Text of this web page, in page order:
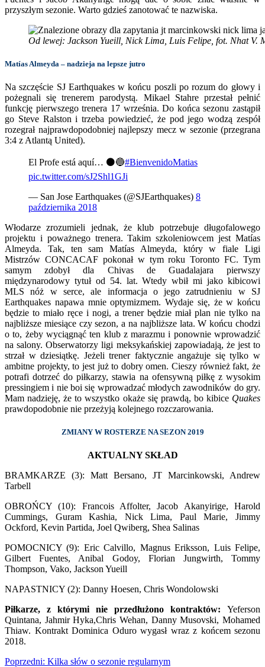
przyszłym sezonie. Warto gdzieś zanotować te nazwiska.
Od lewej: Jackson Yueill, Nick Lima, Luis Felipe, fot. Nhat V.
Matías Almeyda – nadzieja na lepsze jutro
Na szczęście SJ Earthquakes w końcu poszli po rozum do głowy i
pożegnali się trenerem parodystą. Mikael Stahre przestał pełnić
funkcję pierwszego trenera 17 września. Do końca sezonu zastąpił
go Steve Ralston i trzeba powiedzieć, że pod jego wodzą zespół
rozegrał najprawdopodobniej najlepszy mecz w sezonie (przegrana
3:4 z Atlantą United).
El Profe está aquí… ⚫️🔵#BienvenidoMatias
pic.twitter.com/sJ2Shl1GJi
— San Jose Earthquakes (@SJEarthquakes) 8
października 2018
Włodarze zrozumieli jednak, że klub potrzebuje długofalowego
projektu i poważnego trenera. Takim szkoleniowcem jest Matías
Almeyda. Tak, ten sam Matías Almeyda, który w fiale Ligi
Mistrzów CONCACAF pokonał w tym roku Toronto FC. Tym
samym zdobył dla Chivas de Guadalajara pierwszy
międzynarodowy tytuł od 54. lat. Wtedy wbił mi jako kibicowi
MLS nóż w serce, ale informacja o jego zatrudnieniu w SJ
Earthquakes napawa mnie optymizmem. Wydaje się, że w końcu
będzie to miało ręce i nogi, a trener będzie miał plan nie tylko na
najbliższe miesiące czy sezon, a na najbliższe lata. W końcu chodzi
o to, żeby wyciągnąć ten klub z marazmu i ponownie wprowadzić
na salony. Obserwatorzy ligi meksykańskiej zapowiadają, że jest to
strzał w dziesiątkę. Jeżeli trener faktycznie angażuje się tylko w
ambitne projekty, to jest już to dobry omen. Cieszy również fakt, że
potrafi dotrzeć do piłkarzy, stawia na ofensywną piłkę z wysokim
pressingiem i nie boi się wprowadzać młodych zawodników do gry.
Mam nadzieję, że to wszystko okaże się prawdą, bo kibice Quakes
prawdopodobnie nie przeżyją kolejnego rozczarowania.
ZMIANY W ROSTERZE NA SEZON 2019
AKTUALNY SKŁAD
BRAMKARZE (3): Matt Bersano, JT Marcinkowski, Andrew
Tarbell
OBROŃCY (10): Francois Affolter, Jacob Akanyirige, Harold
Cummings, Guram Kashia, Nick Lima, Paul Marie, Jimmy
Ockford, Kevin Partida, Joel Qwiberg, Shea Salinas
POMOCNICY (9): Eric Calvillo, Magnus Eriksson, Luis Felipe,
Gilbert Fuentes, Anibal Godoy, Florian Jungwirth, Tommy
Thompson, Vako, Jackson Yueill
NAPASTNICY (2): Danny Hoesen, Chris Wondolowski
Piłkarze, z którymi nie przedłużono kontraktów: Yeferson
Quintana, Jahmir Hyka,Chris Wehan, Danny Musovski, Mohamed
Thiaw. Kontrakt Dominica Oduro wygasł wraz z końcem sezonu
2018.
Zobacz
Poprzedni: Kilka słów o sezonie regularnym